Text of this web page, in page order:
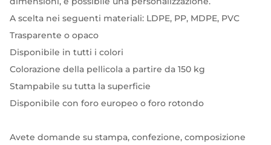
A scelta nei seguenti materiali: LDPE, PP, MDPE, PVC
Trasparente o opaco
Disponibile in tutti i colori
Colorazione della pellicola a partire da 150 kg
Stampabile su tutta la superficie
Disponibile con foro europeo o foro rotondo
Avete domande su stampa, confezione, composizione